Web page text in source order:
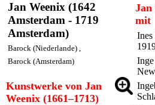
Jan Weenix (1642
Amsterdam - 1719
Amsterdam)
Barock (Niederlande) ,
Barock (Amsterdam)
Kunstwerke von Jan
Weenix (1661–1713)
Jan
mit